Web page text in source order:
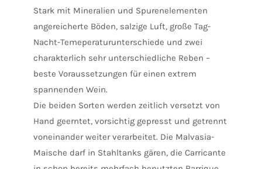
Stark mit Mineralien und Spurenelementen
angereicherte Böden, salzige Luft, große Tag-
Nacht-Temeperaturunterschiede und zwei
charakterlich sehr unterschiedliche Reben –
beste Voraussetzungen für einen extrem
spannenden Wein.
Die beiden Sorten werden zeitlich versetzt von
Hand geerntet, vorsichtig gepresst und getrennt
voneinander weiter verarbeitet. Die Malvasia-
Maische darf in Stahltanks gären, die Carricante